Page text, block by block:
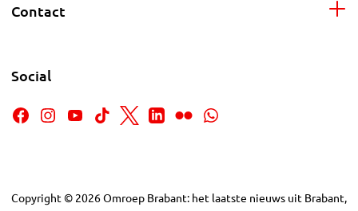
Contact
Social
Copyright © 2026Omroep Brabant: het laatste nieuws uit Brabant,